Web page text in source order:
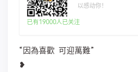
以感动你！
已有19000人已关注
“因為喜歡 可迎萬難” ​​​
❥